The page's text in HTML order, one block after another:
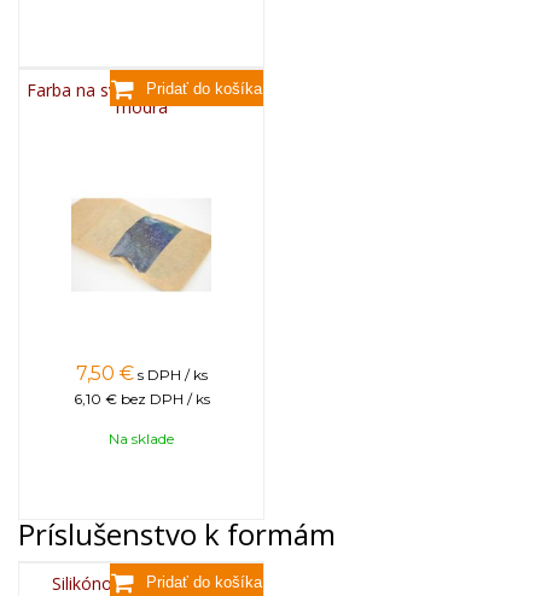
Farba na sviečky, 25g - svetlo
modrá
7,50 € s DPH / ks
6,10 € bez DPH / ks
Na sklade
Príslušenstvo k formám
Silikónový sprej 400 ml